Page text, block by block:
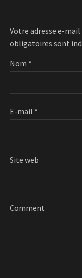
Votre adresse e-mail
obligatoires sont
Nom *
E-mail *
Site web
Comment